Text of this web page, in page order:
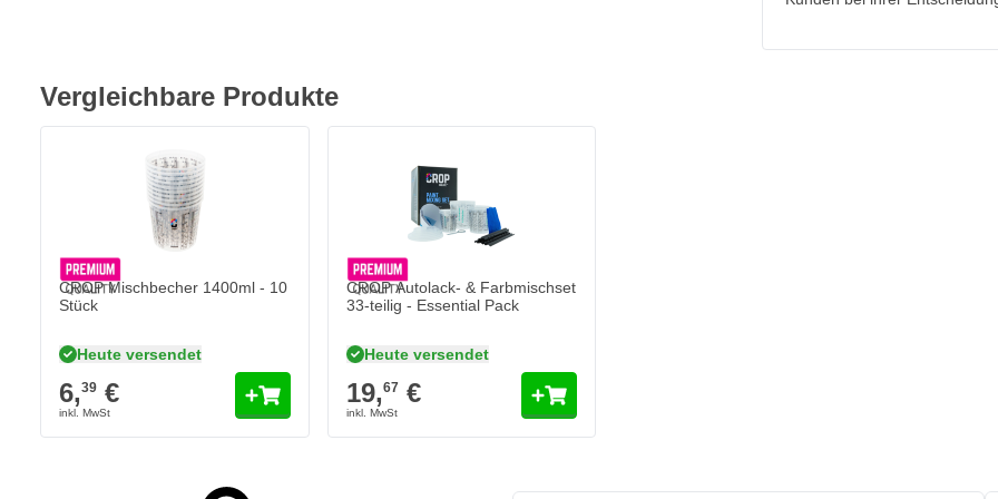
Vergleichbare Produkte
CROP Mischbecher 1400ml - 10
Stück
Heute versendet
6,39 €
CROP Autolack- & Farbmischset
33-teilig - Essential Pack
Heute versendet
19,67€